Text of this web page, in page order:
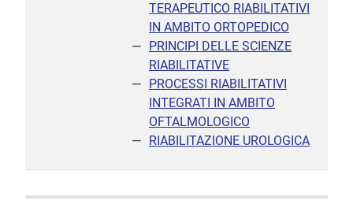
TERAPEUTICO RIABILITATIVI
IN AMBITO ORTOPEDICO
PRINCIPI DELLE SCIENZE
RIABILITATIVE
PROCESSI RIABILITATIVI
INTEGRATI IN AMBITO
OFTALMOLOGICO
RIABILITAZIONE UROLOGICA